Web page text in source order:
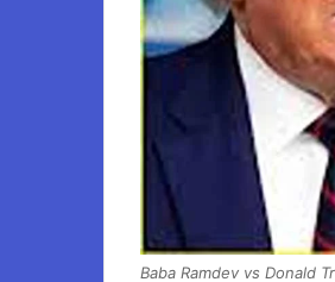
Baba Ramdev vs Donald